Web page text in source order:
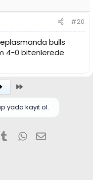
#20
bulls
4-0 bitenlerede
yada kayıt ol.
TumblrWhatsApp
E-posta